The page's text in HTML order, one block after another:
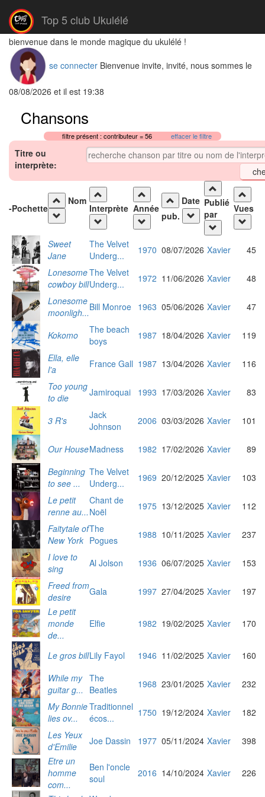
Top 5 club Ukulélé
bienvenue dans le monde magique du ukulélé !
se connecter Bienvenue invite, invité, nous sommes le
08/08/2026 et il est 19:38
Chansons
filtre présent : contributeur = 56 effacer le filtre
Titre ou
interprète:
-Pochette
Nom
Interprète Année
Date
pub.
Publié
par
Vues
Sweet
Jane
The Velvet
Underg...
1970 08/07/2026 Xavier
45
Lonesome
cowboy bill
The Velvet
Underg...
1972 11/06/2026 Xavier
48
Lonesome
moonligh...Bill Monroe 1963 05/06/2026 Xavier 47
Kokomo
The beach
boys
1987 18/04/2026 Xavier
119
Ella, elle
l'a
France Gall 1987 13/04/2026 Xavier
116
Too young
to die
Jamiroquai 1993 17/03/2026 Xavier 83
3 R's
Jack
Johnson
2006 03/03/2026 Xavier 101
Our HouseMadness 1982 17/02/2026 Xavier
89
Beginning
to see ...
The Velvet
Underg...
1969 20/12/2025 Xavier
103
Le petit
renne au...
Chant de
Noël
1975 13/12/2025 Xavier
112
Faitytale of
New York
The
Pogues
1988 10/11/2025 Xavier
237
I love to
sing
Al Jolson 1936 06/07/2025 Xavier
153
Freed from
desire
Gala 1997 27/04/2025 Xavier
197
Le petit
monde
de...
Elfie 1982 19/02/2025 Xavier 170
Le gros billLily Fayol 1946 11/02/2025 Xavier
160
While my
guitar g...
The
Beatles
1968 23/01/2025 Xavier
232
My Bonnie
lies ov...
Traditionnel
écos...
1750 19/12/2024 Xavier
182
Les Yeux
d'Emilie
Joe Dassin 1977 05/11/2024 Xavier
398
Etre un
homme
com...
Ben l'oncle
soul
2016 14/10/2024 Xavier 226